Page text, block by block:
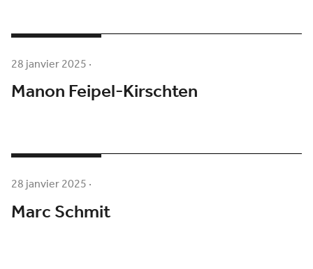
28 janvier 2025·
Manon Feipel-Kirschten
28 janvier 2025·
Marc Schmit